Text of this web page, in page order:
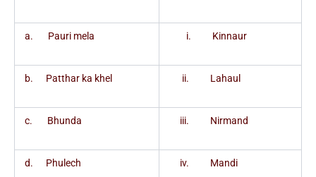
a. Pauri mela i. Kinnaur
b. Patthar ka khel ii. Lahaul
c. Bhunda iii. Nirmand
d. Phulech iv. Mandi